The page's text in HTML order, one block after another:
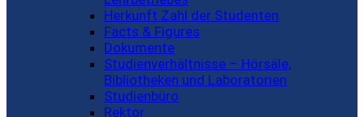
Herkunft Zahl der Studenten
Facts & Figures
Dokumente
Studienverhältnisse – Hörsäle,
Bibliotheken und Laboratorien
Studienbüro
Rektor